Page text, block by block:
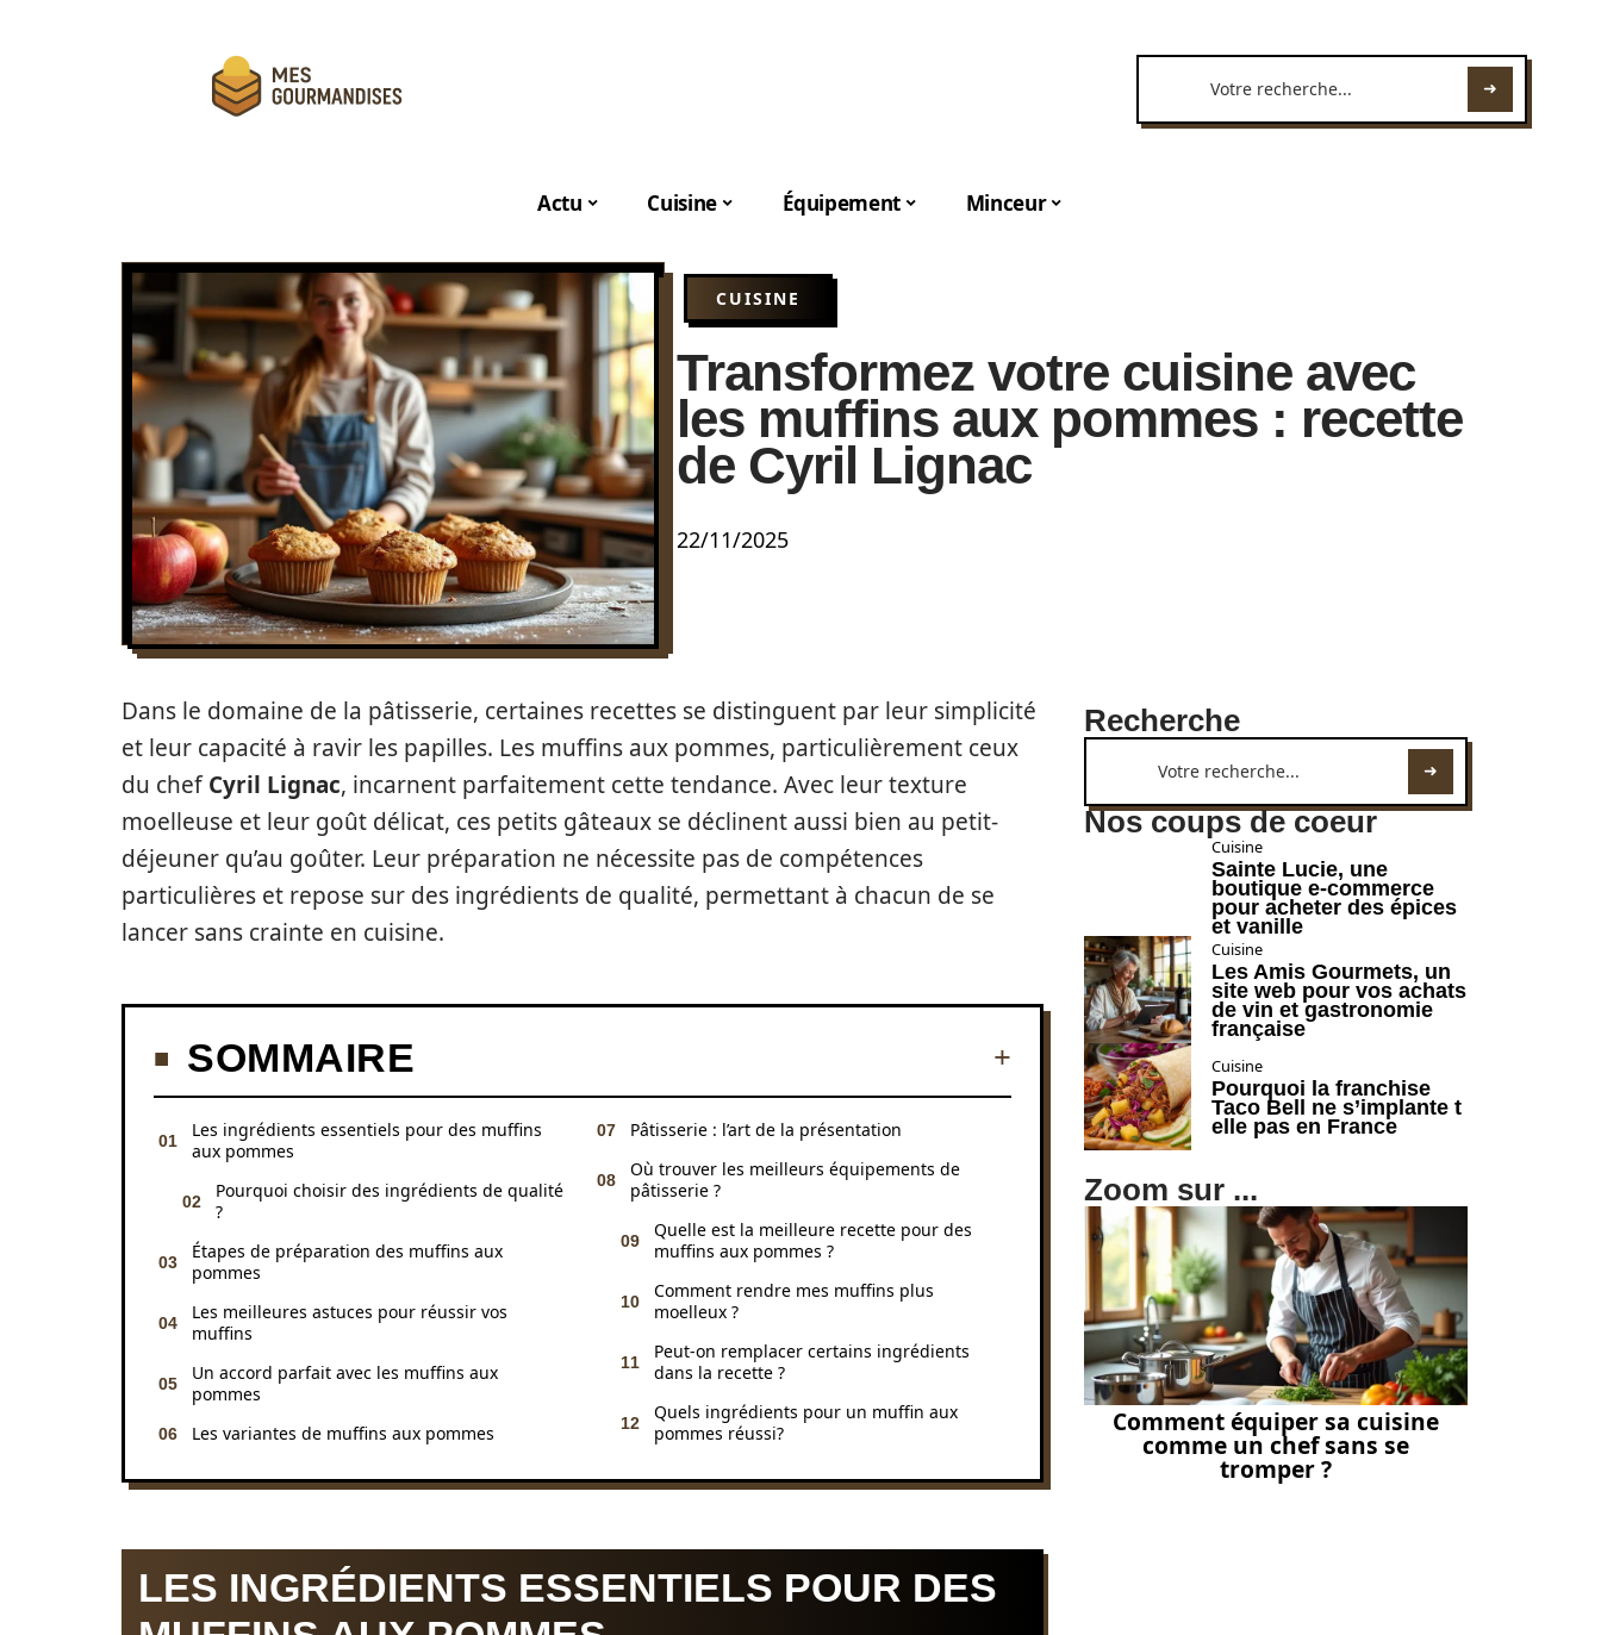
Actu Cuisine Équipement Minceur
CUISINE
Transformez votre cuisine avec
les muffins aux pommes : recette
de Cyril Lignac
22/11/2025
Dans le domaine de la pâtisserie, certaines recettes se distinguent par leur simplicité
et leur capacité à ravir les papilles. Les muffins aux pommes, particulièrement ceux
du chefCyril Lignac, incarnent parfaitement cette tendance. Avec leur texture
moelleuse et leur goût délicat, ces petits gâteaux se déclinent aussi bien au petit-
déjeuner qu’au goûter. Leur préparation ne nécessite pas de compétences
particulières et repose sur des ingrédients de qualité, permettant à chacun de se
lancer sans crainte en cuisine.
SOMMAIRE
Les ingrédients essentiels pour des muffins
aux pommes
Pourquoi choisir des ingrédients de qualité
?
Étapes de préparation des muffins aux
pommes
Les meilleures astuces pour réussir vos
muffins
Un accord parfait avec les muffins aux
pommes
Les variantes de muffins aux pommes
Pâtisserie : l’art de la présentation
Où trouver les meilleurs équipements de
pâtisserie ?
Quelle est la meilleure recette pour des
muffins aux pommes ?
Comment rendre mes muffins plus
moelleux ?
Peut-on remplacer certains ingrédients
dans la recette ?
Quels ingrédients pour un muffin aux
pommes réussi?
LES INGRÉDIENTS ESSENTIELS POUR DES
Recherche
Nos coups de coeur
Cuisine
Sainte Lucie, une
boutique e-commerce
pour acheter des épices
et vanille
Cuisine
Les Amis Gourmets, un
site web pour vos achats
de vin et gastronomie
française
Cuisine
Pourquoi la franchise
Taco Bell ne s’implante t
elle pas en France
Zoom sur ...
Comment équiper sa cuisine
comme un chef sans se
tromper ?